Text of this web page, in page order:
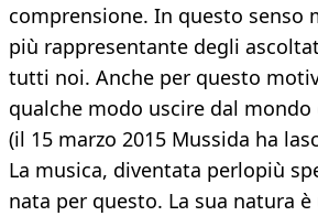
comprensione. In questo senso
più rappresentante degli
tutti noi. Anche per questo
qualche modo uscire dal
(il 15 marzo 2015 Mussida ha
La musica, diventata perlopiù
nata per questo. La sua natura è